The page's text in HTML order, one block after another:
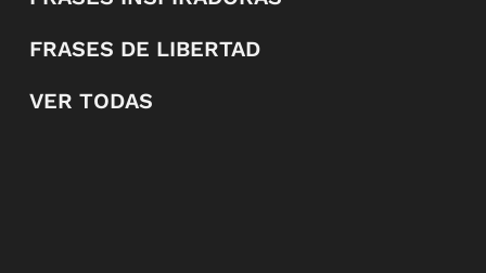
FRASES DE LIBERTAD
VER TODAS